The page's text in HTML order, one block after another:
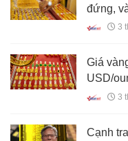
đứng,
3
Giá
USD/
3
Cạnh